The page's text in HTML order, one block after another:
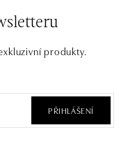
produkty.
PŘIHLÁŠENÍ